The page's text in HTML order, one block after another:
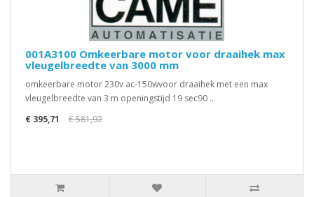
001A3100 Omkeerbare motor voor draaihek max
vleugelbreedte van 3000 mm
omkeerbare motor 230v ac-150wvoor draaihek met een max
vleugelbreedte van 3 m openingstijd 19 sec90 ..
€ 395,71
€ 581,92